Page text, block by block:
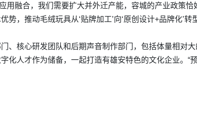
用融合，我们需要扩大并外迁产能，容城的产业政策
势，推动毛绒玩具从‘贴牌加工’向‘原创设计+品牌化’
、核心研发团队和后期声音制作部门，包括体量相对
化人才作为储备，一起打造有雄安特色的文化企业。“